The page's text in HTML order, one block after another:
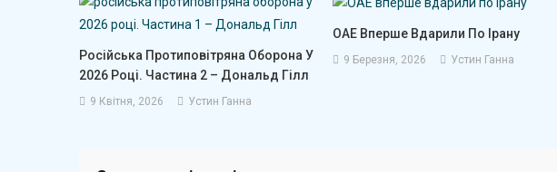
Російська Протиповітряна Оборона У
2026 Році. Частина 2 – Дональд Гілл
9 Квітня, 2026 Устин Ганна
ОАЕ Вперше Вдарили По Ірану
9 Березня, 2026 Устин Ганна